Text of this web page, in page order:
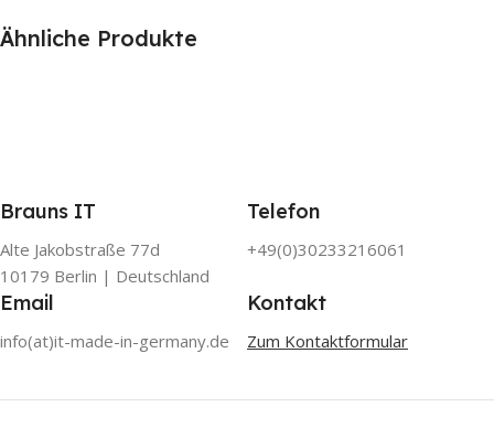
Ähnliche Produkte
Brauns IT
Alte Jakobstraße 77d
10179 Berlin | Deutschland
Telefon
+49(0)30233216061
Email
info(at)it-made-in-germany.de
Kontakt
Zum Kontaktformular